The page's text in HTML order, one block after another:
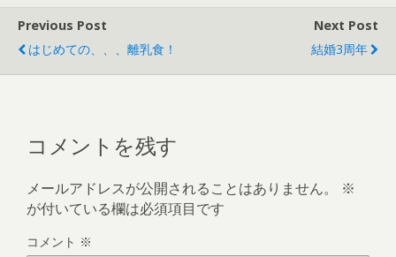
Previous Post
はじめての、、、離乳食！
Next Post
結婚3周年
コメントを残す
メールアドレスが公開されることはありません。
※
が付いている欄は必須項目です
コメント ※